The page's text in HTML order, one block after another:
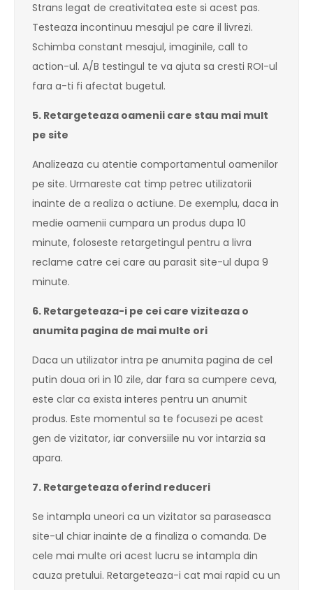
Strans legat de creativitatea este si acest pas.
Testeaza incontinuu mesajul pe care il livrezi.
Schimba constant mesajul, imaginile, call to
action-ul. A/B testingul te va ajuta sa cresti ROI-ul
fara a-ti fi afectat bugetul.
5. Retargeteaza oamenii care stau mai mult
pe site
Analizeaza cu atentie comportamentul oamenilor
pe site. Urmareste cat timp petrec utilizatorii
inainte de a realiza o actiune. De exemplu, daca in
medie oamenii cumpara un produs dupa 10
minute, foloseste retargetingul pentru a livra
reclame catre cei care au parasit site-ul dupa 9
minute.
6. Retargeteaza-i pe cei care viziteaza o
anumita pagina de mai multe ori
Daca un utilizator intra pe anumita pagina de cel
putin doua ori in 10 zile, dar fara sa cumpere ceva,
este clar ca exista interes pentru un anumit
produs. Este momentul sa te focusezi pe acest
gen de vizitator, iar conversiile nu vor intarzia sa
apara.
7. Retargeteaza oferind reduceri
Se intampla uneori ca un vizitator sa paraseasca
site-ul chiar inainte de a finaliza o comanda. De
cele mai multe ori acest lucru se intampla din
cauza pretului. Retargeteaza-i cat mai rapid cu un